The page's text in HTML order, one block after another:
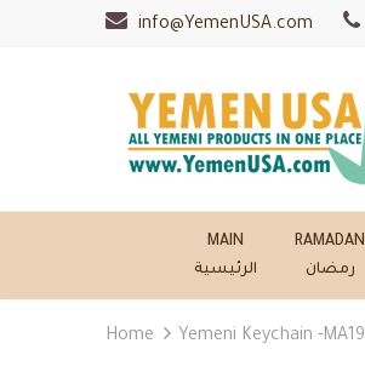
info@YemenUSA.com
MAIN
الرئيسية
RAMADAN
رمضان
Home